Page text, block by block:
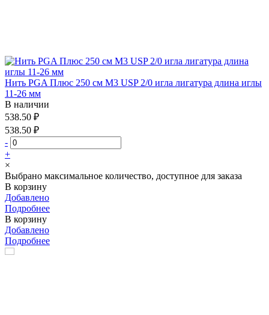
Нить PGA Плюс 250 см М3 USP 2/0 игла лигатура длина иглы
11-26 мм
В наличии
538.50 ₽
538.50 ₽
-
+
×
Выбрано максимальное количество, доступное для заказа
В корзину
Добавлено
Подробнее
В корзину
Добавлено
Подробнее